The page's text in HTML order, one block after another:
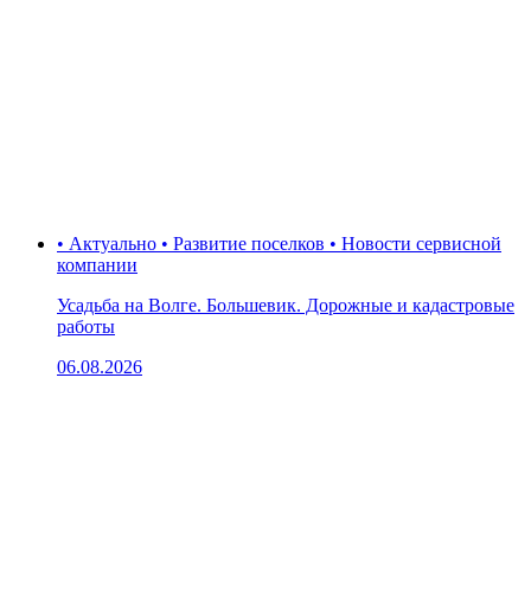
• Актуально • Развитие поселков • Новости сервисной
компании
Усадьба на Волге. Большевик. Дорожные и кадастровые
работы
06.08.2026